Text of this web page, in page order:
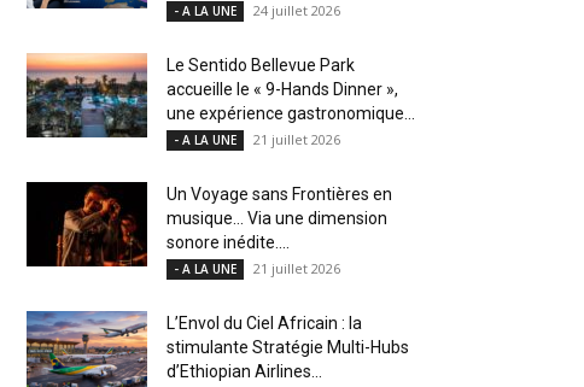
- A LA UNE 24 juillet 2026
Le Sentido Bellevue Park
accueille le « 9-Hands Dinner »,
une expérience gastronomique...
- A LA UNE 21 juillet 2026
Un Voyage sans Frontières en
musique… Via une dimension
sonore inédite....
- A LA UNE 21 juillet 2026
L’Envol du Ciel Africain : la
stimulante Stratégie Multi-Hubs
d’Ethiopian Airlines...